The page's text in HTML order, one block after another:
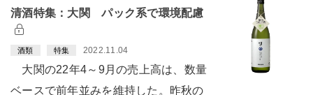
清酒特集：大関 パック系で環境配慮
酒類 特集 2022.11.04
大関の22年4～9月の売上高は、数量
ベースで前年並みを維持した。昨秋の